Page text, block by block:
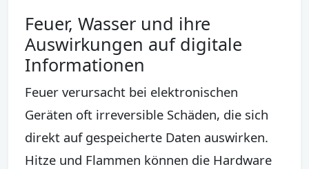
Feuer, Wasser und ihre
Auswirkungen auf digitale
Informationen
Feuer verursacht bei elektronischen
Geräten oft irreversible Schäden, die sich
direkt auf gespeicherte Daten auswirken.
Hitze und Flammen können die Hardware